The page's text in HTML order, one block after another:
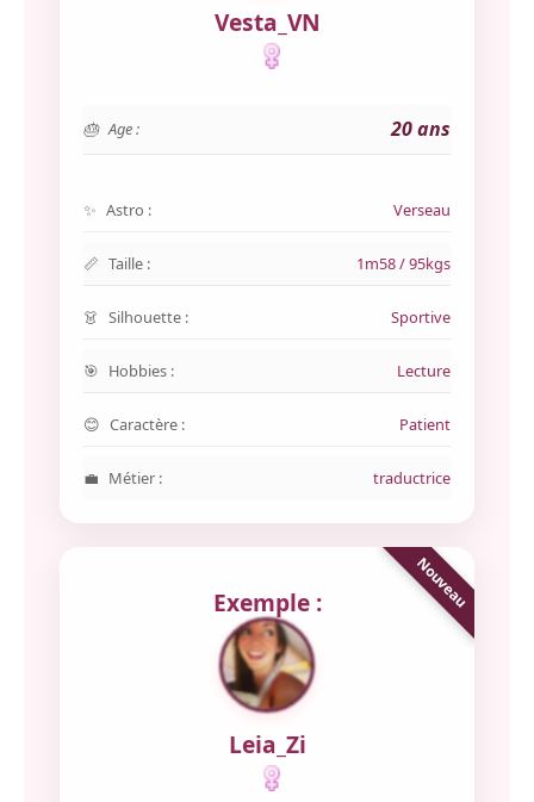
Vesta_VN
Age : 20 ans
Astro : Verseau
Taille : 1m58 / 95kgs
Silhouette : Sportive
Hobbies : Lecture
Caractère : Patient
Métier : traductrice
Exemple :
Leia_Zi